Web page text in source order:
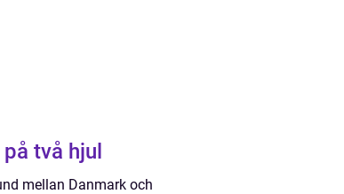
två hjul
mellan Danmark och